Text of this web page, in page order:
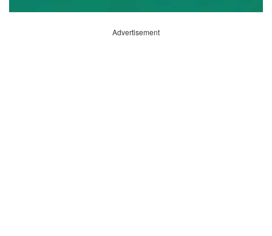
Advertisement